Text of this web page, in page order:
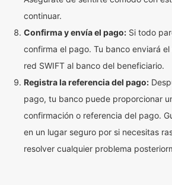
continuar.
Confirma y envía el pago: Si todo
confirma el pago. Tu banco enviará
red SWIFT al banco del beneficiario.
Registra la referencia del pago:
pago, tu banco puede proporcionar
confirmación o referencia del pago.
en un lugar seguro por si necesitas
resolver cualquier problema